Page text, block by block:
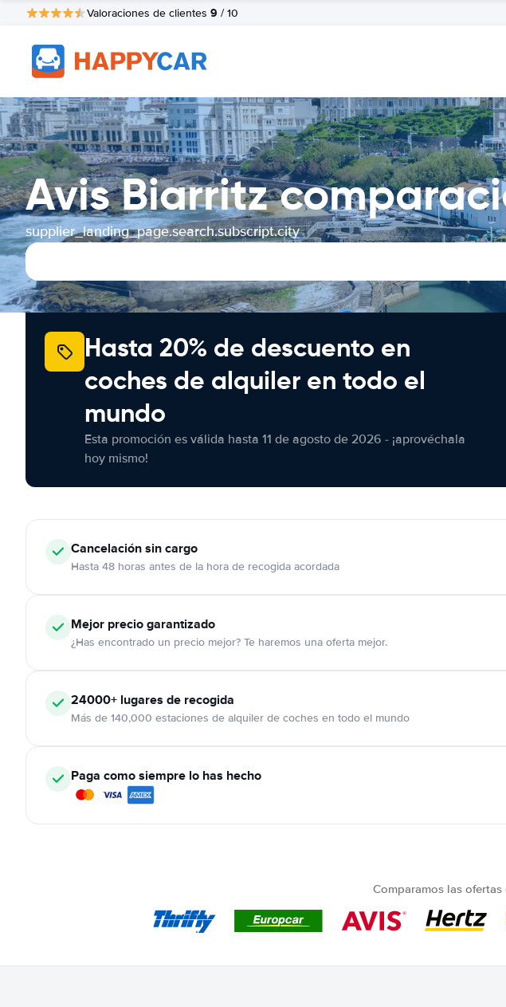
Valoraciones de clientes 9 / 10
Avis Biarritz
supplier_landing_page.search.subscript.city
Hasta 20% de descuento en
coches de alquiler en todo el
mundo
Esta promoción es válida hasta 11 de agosto de 2026 - ¡aprovéchala
hoy mismo!
Cancelaciónsin cargo
Hasta 48 horas antes de la hora de recogida acordada
Mejor precio garantizado
¿Has encontrado un precio mejor? Te haremos una oferta mejor.
24000+ lugares de recogida
Más de 140,000 estaciones de alquiler de coches en todo el mundo
Paga como siempre lo has hecho
Comparamos las